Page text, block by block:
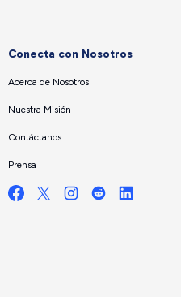
Conecta con Nosotros
Acerca de Nosotros
Nuestra Misión
Contáctanos
Prensa